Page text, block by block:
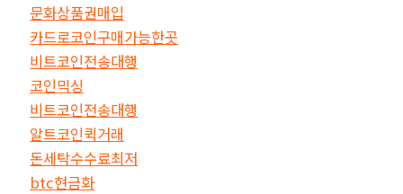
문화상품권매입
카드로코인구매가능한곳
비트코인전송대행
코인믹싱
비트코인전송대행
알트코인퀵거래
돈세탁수수료최저
btc현금화